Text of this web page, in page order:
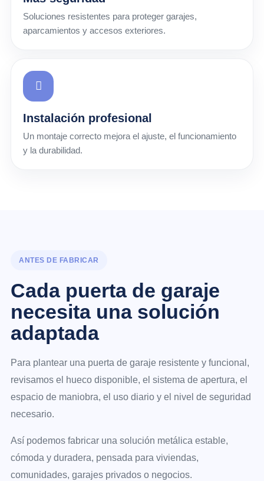
Soluciones resistentes para proteger garajes,
aparcamientos y accesos exteriores.
Instalación profesional
Un montaje correcto mejora el ajuste, el funcionamiento
y la durabilidad.
ANTES DE FABRICAR
Cada puerta de garaje
necesita una solución
adaptada
Para plantear una puerta de garaje resistente y funcional,
revisamos el hueco disponible, el sistema de apertura, el
espacio de maniobra, el uso diario y el nivel de seguridad
necesario.
Así podemos fabricar una solución metálica estable,
cómoda y duradera, pensada para viviendas,
comunidades, garajes privados o negocios.